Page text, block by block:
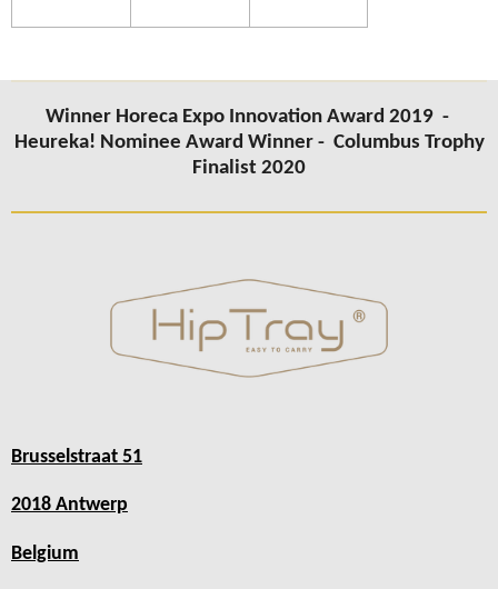
Winner Horeca Expo Innovation Award 2019 -
Heureka! Nominee Award Winner - Columbus Trophy
Finalist 2020
Brusselstraat 51
2018 Antwerp
Belgium